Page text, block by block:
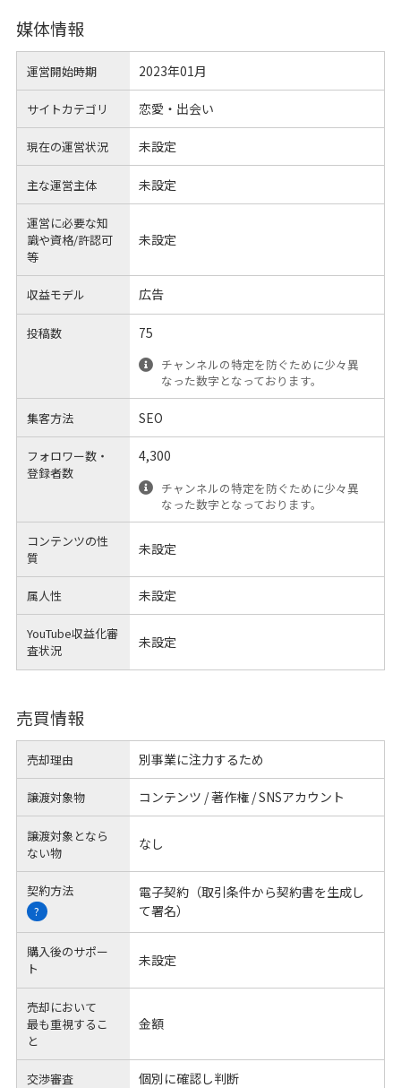
媒体情報
運営開始時期 2023年01月
サイトカテゴリ 恋愛・出会い
現在の運営状況 未設定
主な運営主体 未設定
運営に必要な知
識や資格/許認可
等
未設定
収益モデル 広告
投稿数 75
チャンネルの特定を防ぐために少々異
なった数字となっております。
集客方法 SEO
フォロワー数・
登録者数
4,300
チャンネルの特定を防ぐために少々異
なった数字となっております。
コンテンツの性
質
未設定
属人性 未設定
YouTube収益化審
査状況
未設定
売買情報
売却理由 別事業に注力するため
譲渡対象物 コンテンツ / 著作権 / SNSアカウント
譲渡対象となら
ない物
なし
契約方法
?
電子契約（取引条件から契約書を生成し
て署名）
購入後のサポー
ト
未設定
売却において
最も重視するこ
と
金額
交渉審査 個別に確認し判断